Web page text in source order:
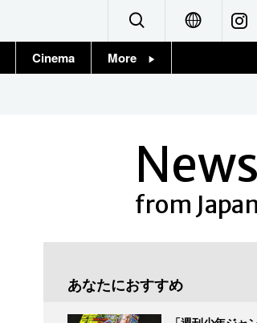
Français
Cinema More
News
from Japan
あなたにおすすめ